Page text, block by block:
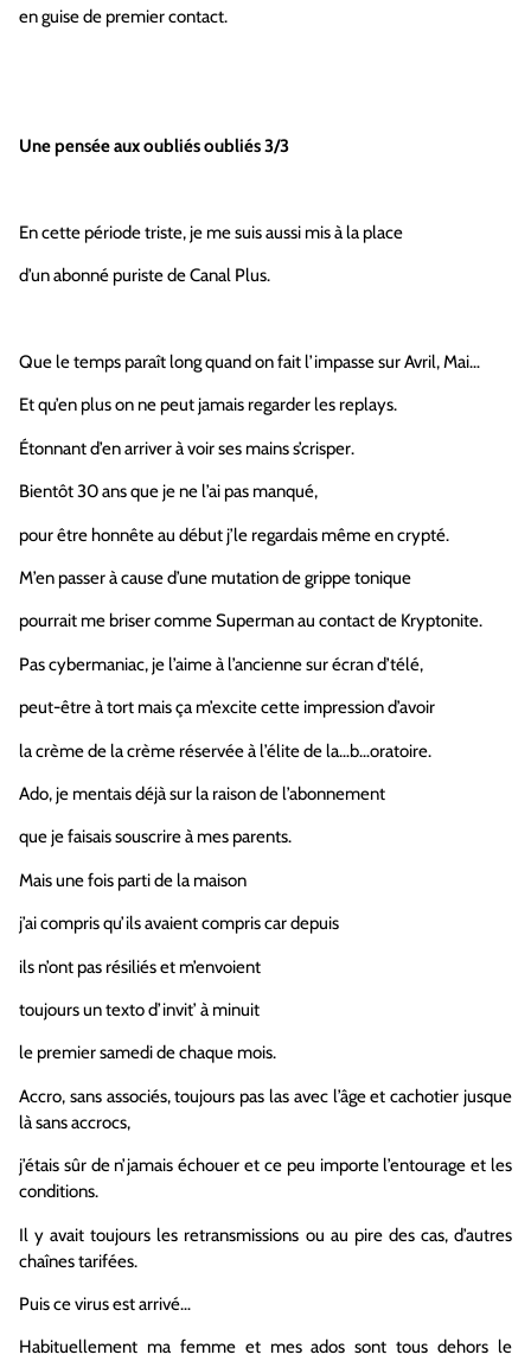
en guise de premier contact.
Une pensée aux oubliés oubliés 3/3
En cette période triste, je me suis aussi mis à la place
d’un abonné puriste de Canal Plus.
Que le temps paraît long quand on fait l’impasse sur Avril, Mai…
Et qu’en plus on ne peut jamais regarder les replays.
Étonnant d’en arriver à voir ses mains s’crisper.
Bientôt 30 ans que je ne l’ai pas manqué,
pour être honnête au début j’le regardais même en crypté.
M’en passer à cause d’une mutation de grippe tonique
pourrait me briser comme Superman au contact de Kryptonite.
Pas cybermaniac, je l’aime à l’ancienne sur écran d’télé,
peut-être à tort mais ça m’excite cette impression d’avoir
la crème de la crème réservée à l’élite de la…b…oratoire.
Ado, je mentais déjà sur la raison de l’abonnement
que je faisais souscrire à mes parents.
Mais une fois parti de la maison
j’ai compris qu’ils avaient compris car depuis
ils n’ont pas résiliés et m’envoient
toujours un texto d’invit’ à minuit
le premier samedi de chaque mois.
Accro, sans associés, toujours pas las avec l’âge et cachotier jusque
là sans accrocs,
j’étais sûr de n’jamais échouer et ce peu importe l’entourage et les
conditions.
Il y avait toujours les retransmissions ou au pire des cas, d’autres
chaînes tarifées.
Puis ce virus est arrivé…
Habituellement ma femme et mes ados sont tous dehors le